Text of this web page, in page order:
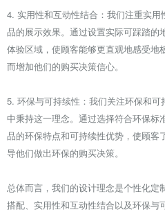
4. 实用性和互动性结合：我们注重实
品的展示效果。通过设置实际可踩踏的
体验区域，使顾客能够更直观地感受地
而增加他们的购买决策信心。
5. 环保与可持续性：我们关注环保和
中秉持这一理念。通过选择符合环保标
品的环保特点和可持续性优势，使顾客
导他们做出环保的购买决策。
总体而言，我们的设计理念是个性化定
搭配、实用性和互动性结合以及环保与